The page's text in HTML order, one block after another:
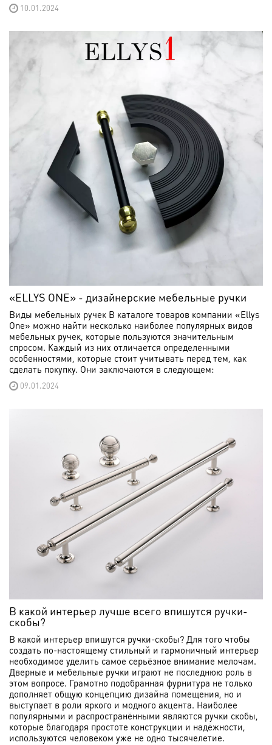
10.01.2024
«ELLYS ONE» - дизайнерские мебельные ручки
Виды мебельных ручек В каталоге товаров компании «Ellys
One» можно найти несколько наиболее популярных видов
мебельных ручек, которые пользуются значительным
спросом. Каждый из них отличается определенными
особенностями, которые стоит учитывать перед тем, как
сделать покупку. Они заключаются в следующем:
09.01.2024
В какой интерьер лучше всего впишутся ручки-
скобы?
В какой интерьер впишутся ручки-скобы? Для того чтобы
создать по-настоящему стильный и гармоничный интерьер
необходимое уделить самое серьёзное внимание мелочам.
Дверные и мебельные ручки играют не последнюю роль в
этом вопросе. Грамотно подобранная фурнитура не только
дополняет общую концепцию дизайна помещения, но и
выступает в роли яркого и модного акцента. Наиболее
популярными и распространёнными являются ручки скобы,
которые благодаря простоте конструкции и надёжности,
используются человеком уже не одно тысячелетие.